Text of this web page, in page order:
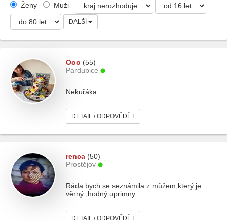
Ženy Muži
DALŠÍ
Ooo (55)
Pardubice
Nekuřáka.
DETAIL / ODPOVĚDĚT
renca (50)
Prostějov
Ráda bych se seznámila z můžem,který je
věrný ,hodný uprimny
DETAIL / ODPOVĚDĚT